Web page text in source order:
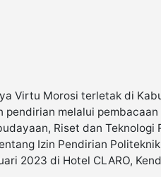
Virtu Morosi terletak di
pendirian melalui
Riset dan Teknologi
Izin Pendirian
2023 di Hotel CLARO,